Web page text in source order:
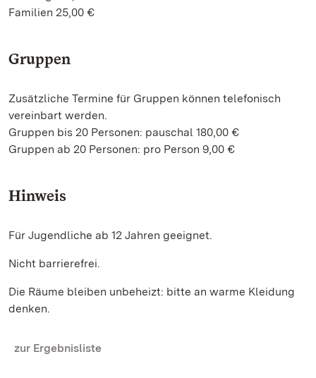
Familien 25,00 €
Gruppen
Zusätzliche Termine für Gruppen können telefonisch
vereinbart werden.
Gruppen bis 20 Personen: pauschal 180,00 €
Gruppen ab 20 Personen: pro Person 9,00 €
Hinweis
Für Jugendliche ab 12 Jahren geeignet.
Nicht barrierefrei.
Die Räume bleiben unbeheizt: bitte an warme Kleidung
denken.
zur Ergebnisliste